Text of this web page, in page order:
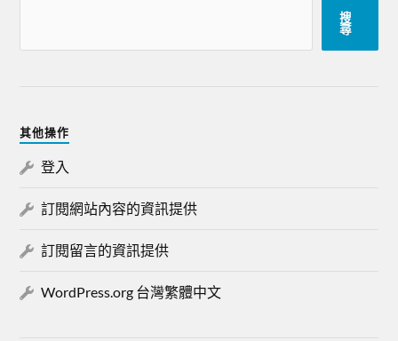
搜
尋
其他操作
登入
訂閱網站內容的資訊提供
訂閱留言的資訊提供
WordPress.org 台灣繁體中文